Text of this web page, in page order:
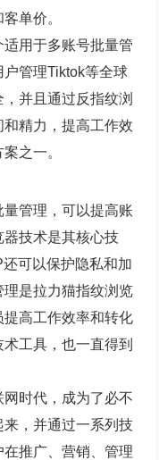
单价。
用于多账号批量管
管理Tiktok等全球
并且通过反指纹浏
精力，提高工作效
之一。
管理，可以提高账
技术是其核心技
可以保护隐私和加
是拉力猫指纹浏览
高工作效率和转化
工具，也一直得到
时代，成为了必不
，并通过一系列技
推广、营销、管理